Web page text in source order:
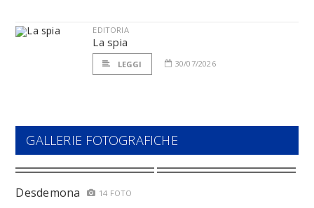
EDITORIA
La spia
LEGGI 30/07/2026
GALLERIE FOTOGRAFICHE
Desdemona 14 FOTO